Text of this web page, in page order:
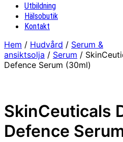
Utbildning
Hälsobutik
Kontakt
Hem / Hudvård / Serum &
ansiktsolja / Serum /
Defence Serum (30ml)
SkinCeuticals
Defence